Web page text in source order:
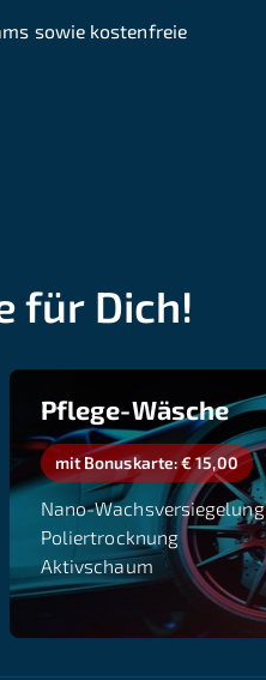
sowie kostenfreie
für Dich!
Pflege-Wäsche
mit Bonuskarte: € 15,00
Nano-Wachsversiegelung
Poliertrocknung
Aktivschaum